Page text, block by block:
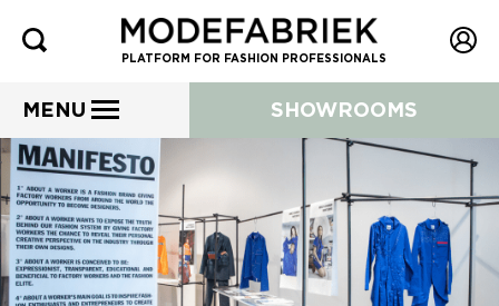
PLATFORM FOR FASHION PROFESSIONALS
MENU SHOWROOMS